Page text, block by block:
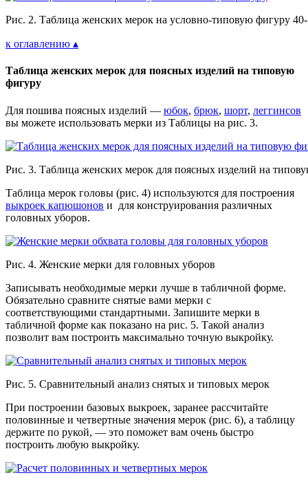
Рис. 2. Таблица женских мерок на условно-типовую фигуру
к оглавлению ▴
Таблица женских мерок для поясных изделий на типовую
фигуру
Для пошива поясных изделий — юбок, брюк, шорт, леггинсов
вы можете использовать мерки из Таблицы на рис. 3.
Рис. 3. Таблица женских мерок для поясных изделий на
Таблица мерок головы (рис. 4) используются для построения
выкроек капюшонов и для конструирования различных
головных уборов.
Рис. 4. Женские мерки для головных уборов
Записывать необходимые мерки лучше в табличной форме.
Обязательно сравните снятые вами мерки с
соответствующими стандартными. Запишите мерки в
табличной форме как показано на рис. 5. Такой анализ
позволит вам построить максимально точную выкройку.
Рис. 5. Сравнительный анализ снятых и типовых мерок
При построении базовых выкроек, заранее рассчитайте
половинные и четвертные значения мерок (рис. 6), а таблицу
держите по рукой, — это поможет вам очень быстро
построить любую выкройку.